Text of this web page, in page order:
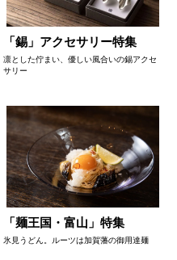
「錫」アクセサリー特集
凛とした佇まい、優しい風合いの錫アクセ
サリー
「麺王国・富山」特集
氷見うどん。ルーツは加賀藩の御用達麺